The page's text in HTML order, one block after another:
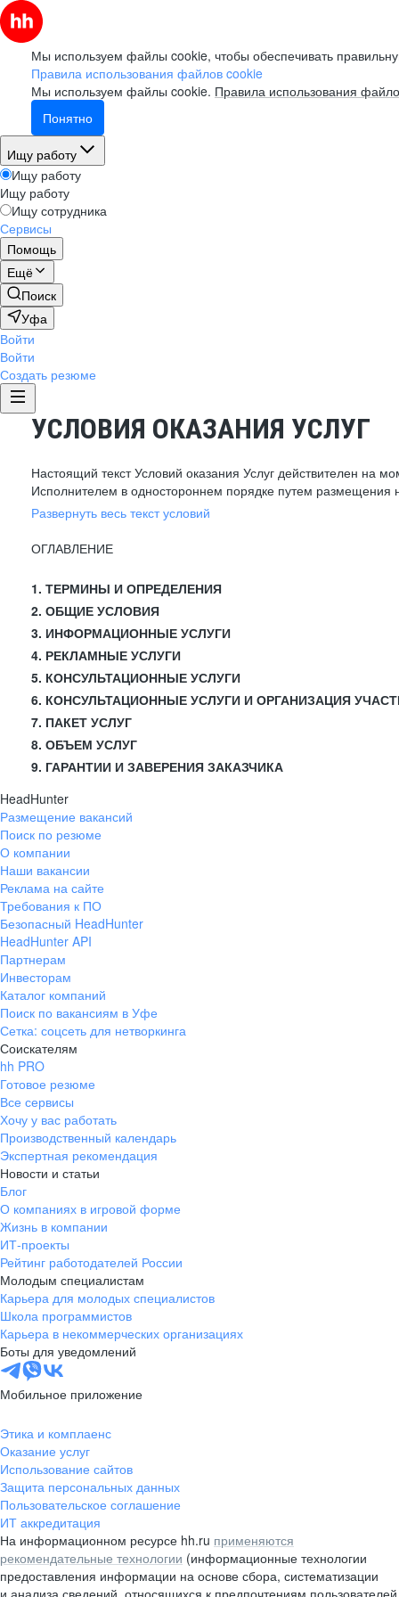
Мы используем файлы cookie, чтобы обеспечивать
Правила использования файлов cookie
Мы используем файлы cookie. Правила использования
Понятно
Ищу работу
Ищу работу
Ищу работу
Ищу сотрудника
Сервисы
Помощь
Ещё
Поиск
Уфа
Войти
Войти
Создать резюме
УСЛОВИЯ ОКАЗАНИЯ УСЛУГ
Настоящий текст Условий оказания Услуг действителен на
Исполнителем в одностороннем порядке путем размещения
Развернуть весь текст условий
ОГЛАВЛЕНИЕ
1. ТЕРМИНЫ И ОПРЕДЕЛЕНИЯ
2. ОБЩИЕ УСЛОВИЯ
3. ИНФОРМАЦИОННЫЕ УСЛУГИ
4. РЕКЛАМНЫЕ УСЛУГИ
5. КОНСУЛЬТАЦИОННЫЕ УСЛУГИ
6. КОНСУЛЬТАЦИОННЫЕ УСЛУГИ И ОРГАНИЗАЦИЯ
7. ПАКЕТ УСЛУГ
8. ОБЪЕМ УСЛУГ
9. ГАРАНТИИ И ЗАВЕРЕНИЯ ЗАКАЗЧИКА
HeadHunter
Размещение вакансий
Поиск по резюме
О компании
Наши вакансии
Реклама на сайте
Требования к ПО
Безопасный HeadHunter
HeadHunter API
Партнерам
Инвесторам
Каталог компаний
Поиск по вакансиям в Уфе
Сетка: соцсеть для нетворкинга
Соискателям
hh PRO
Готовое резюме
Все сервисы
Хочу у вас работать
Производственный календарь
Экспертная рекомендация
Новости и статьи
Блог
О компаниях в игровой форме
Жизнь в компании
ИТ-проекты
Рейтинг работодателей России
Молодым специалистам
Карьера для молодых специалистов
Школа программистов
Карьера в некоммерческих организациях
Боты для уведомлений
Мобильное приложение
Этика и комплаенс
Оказание услуг
Использование сайтов
Защита персональных данных
Пользовательское соглашение
ИТ аккредитация
На информационном ресурсе hh.ru применяются
рекомендательные технологии (информационные технологии
предоставления информации на основе сбора, систематизации
и анализа сведений, относящихся к предпочтениям пользователей